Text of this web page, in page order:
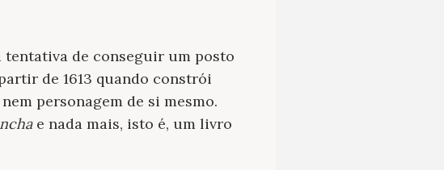
tentativa de conseguir um posto
de 1613 quando constrói
personagem de si mesmo.
e nada mais, isto é, um livro